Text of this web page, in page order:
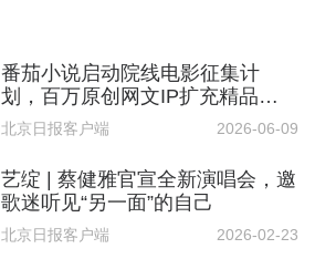
番茄小说启动院线电影征集计
划，百万原创网文IP扩充精品电
影改编池
北京日报客户端 2026-06-09
艺绽 | 蔡健雅官宣全新演唱会，邀
歌迷听见“另一面”的自己
北京日报客户端 2026-02-23